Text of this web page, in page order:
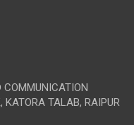
KATORA TALAB, RAIPUR